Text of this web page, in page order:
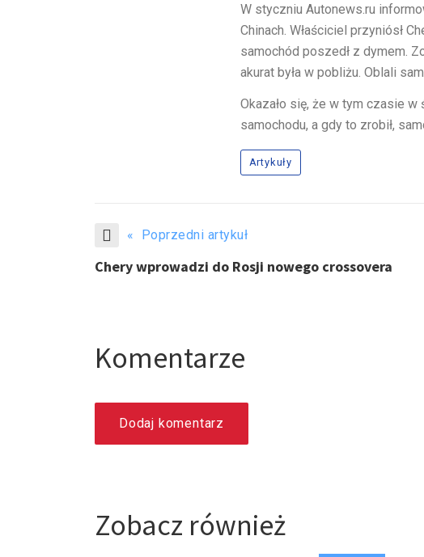
W styczniu Autonews.ru
Chinach. Właściciel przyniósł
samochód poszedł z dymem.
akurat była w pobliżu. Oblali
Okazało się, że w tym czasie w
samochodu, a gdy to zrobił,
Artykuły
« Poprzedni artykuł
Chery wprowadzi do Rosji nowego crossovera
Komentarze
Dodaj komentarz
Zobacz również